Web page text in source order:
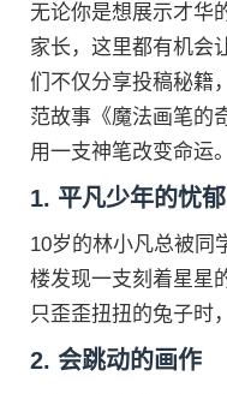
无论你是想展示才华
家长，这里都有机会
们不仅分享投稿秘籍
范故事《魔法画笔
用一支神笔改变命运。
1. 平凡少年的忧郁
10岁的林小凡总被同
楼发现一支刻着星星
只歪歪扭扭的兔子时
2. 会跳动的画作